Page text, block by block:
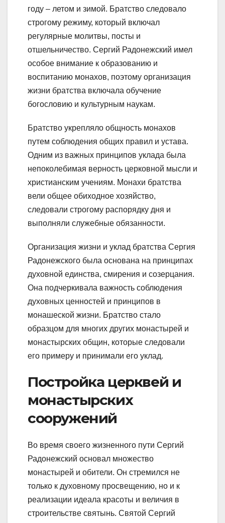
году – летом и зимой. Братство следовало
строгому режиму, который включал
регулярные молитвы, посты и
отшельничество. Сергий Радонежский имел
особое внимание к образованию и
воспитанию монахов, поэтому организация
жизни братства включала обучение
богословию и культурным наукам.
Братство укрепляло общность монахов
путем соблюдения общих правил и устава.
Одним из важных принципов уклада была
непоколебимая верность церковной мысли и
христианским учениям. Монахи братства
вели общее обиходное хозяйство,
следовали строгому распорядку дня и
выполняли служебные обязанности.
Организация жизни и уклад братства Сергия
Радонежского была основана на принципах
духовной единства, смирения и созерцания.
Она подчеркивала важность соблюдения
духовных ценностей и принципов в
монашеской жизни. Братство стало
образцом для многих других монастырей и
монастырских общин, которые следовали
его примеру и принимали его уклад.
Постройка церквей и
монастырских
сооружений
Во время своего жизненного пути Сергий
Радонежский основал множество
монастырей и обители. Он стремился не
только к духовному просвещению, но и к
реализации идеала красоты и величия в
строительстве святынь. Святой Сергий